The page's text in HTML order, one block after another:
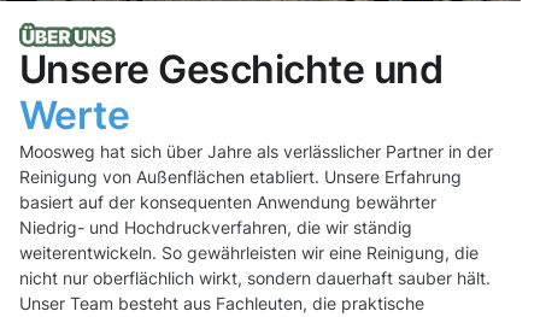
Unsere Geschichte und
Werte
Moosweg hat sich über Jahre als verlässlicher Partner in der
Reinigung von Außenflächen etabliert. Unsere Erfahrung
basiert auf der konsequenten Anwendung bewährter
Niedrig- und Hochdruckverfahren, die wir ständig
weiterentwickeln. So gewährleisten wir eine Reinigung, die
nicht nur oberflächlich wirkt, sondern dauerhaft sauber hält.
Unser Team besteht aus Fachleuten, die praktische